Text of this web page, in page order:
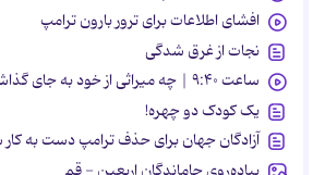
افشای اطلاعات برای ترور بارون ترامپ
نجات از غرق شدگی
ساعت ۹:۴۰ | چه میراثی از خود به جای گذاشت؟
یک کودک دو چهره!
آزادگان جهان برای حذف ترامپ دست به